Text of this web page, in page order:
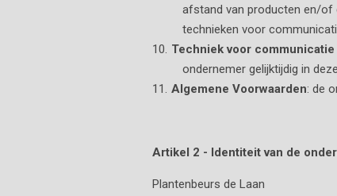
afstand van producten en/of
technieken voor
Techniek voor
ondernemer gelijktijdig in
Algemene Voorwaarden: de
Artikel 2 - Identiteit van de
Plantenbeurs de Laan